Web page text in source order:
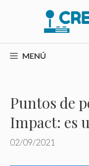
MENÚ
Puntos de
Impact: es
02/09/2021